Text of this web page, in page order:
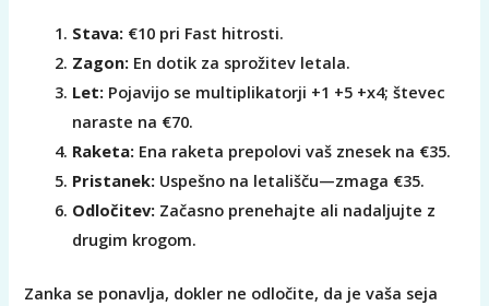
Stava: €10 pri Fast hitrosti.
Zagon: En dotik za sprožitev letala.
Let: Pojavijo se multiplikatorji +1 +5 +x4; števec
naraste na €70.
Raketa: Ena raketa prepolovi vaš znesek na €35.
Pristanek: Uspešno na letališču—zmaga €35.
Odločitev: Začasno prenehajte ali nadaljujte z
drugim krogom.
Zanka se ponavlja, dokler ne odločite, da je vaša seja